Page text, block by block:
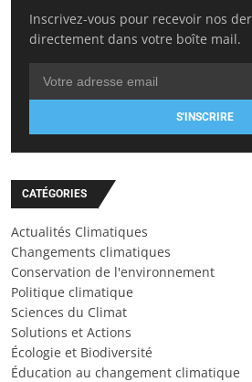
Inscrivez-vous pour recevoir nos
directement dans votre boîte mail.
S'INSCRIRE
CATÉGORIES
Actualités Climatiques
Changements climatiques
Conservation de l'environnement
Politique climatique
Sciences du Climat
Solutions et Actions
Écologie et Biodiversité
Éducation au changement climatique